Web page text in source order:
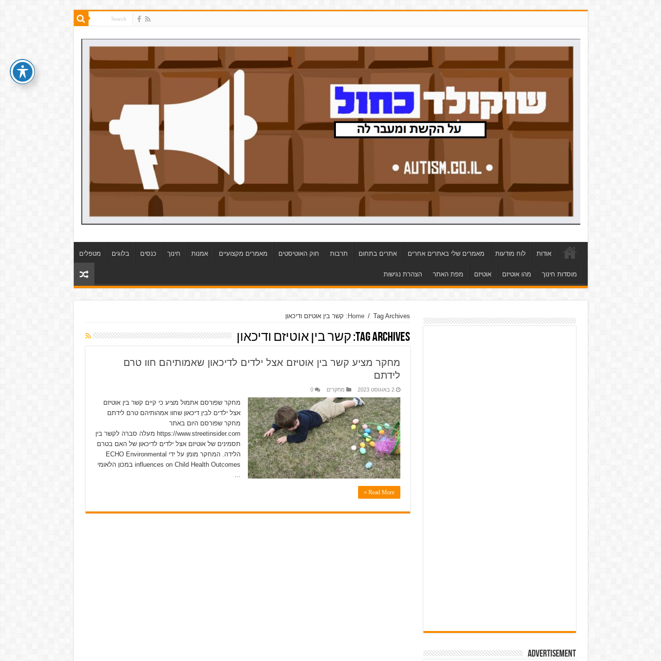
אודות לוח מודעות מאמרים שלי באתרים אחרים אתרים בתחום תרבות חוק האוטיסטים מאמרים מקצועיים אמנות חינוך כנסים בלוגים מטפלים
מוסדות חינוך מהו אוטיזם אוטיזם מפת האתר הצהרת נגישות
Home / Tag Archives: קשר בין אוטיזם ודיכאון
Tag Archives: קשר בין אוטיזם ודיכאון
מחקר מציע קשר בין אוטיזם אצל ילדים לדיכאון שאמותיהם חוו טרם
לידתם
2 באוגוסט 2023 מחקרים 0
מחקר שפורסם אתמול מציע כי קיים קשר בין אוטיזם
אצל ילדים לבין דיכאון שחוו אמהותיהם טרם לידתם
מחקר שפורסם היום באתר
https://www.streetinsider.com מעלה סברה לקשר בין
תסמינים של אוטיזם אצל ילדים לדיכאון של האם בטרם
הלידה. המחקר מומן על ידי ECHO Environmental
influences on Child Health Outcomes במכון הלאומי
...
Read More »
Advertisement